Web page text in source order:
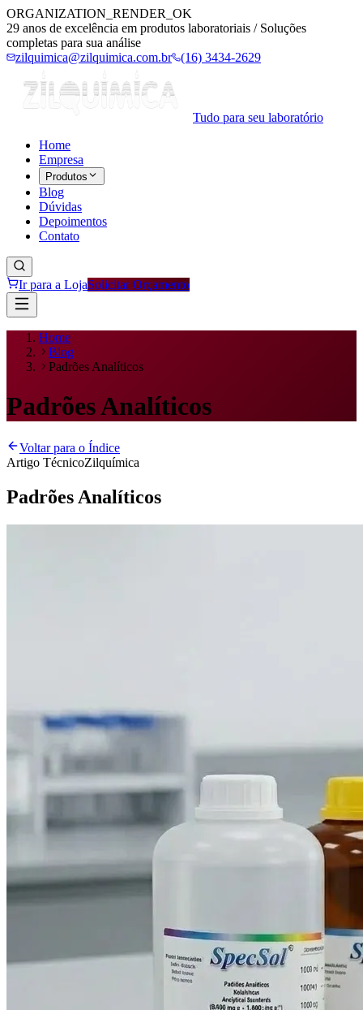
ORGANIZATION_RENDER_OK
29 anos de excelência em produtos laboratoriais / Soluções
completas para sua análise
zilquimica@zilquimica.com.br
(16) 3434-2629
Tudo para seu laboratório
Home
Empresa
Produtos
Blog
Dúvidas
Depoimentos
Contato
Ir para a LojaSolicitar Orçamento
Home
Blog
Padrões Analíticos
Padrões Analíticos
Voltar para o Índice
Artigo TécnicoZilquímica
Padrões Analíticos